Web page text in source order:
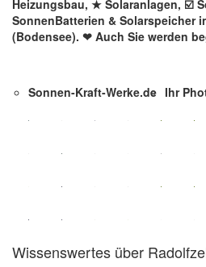
Heizungsbau, ★ Solaranlagen, ☑️
SonnenBatterien & Solarspeicher
(Bodensee). ❤ Auch Sie werden
Sonnen-Kraft-Werke.de Ihr
Wissenswertes über